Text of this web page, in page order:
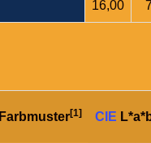
16,00
Farbmuster[1] CIE